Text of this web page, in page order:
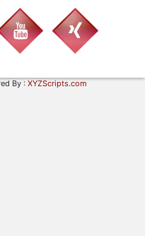
By : XYZScripts.com